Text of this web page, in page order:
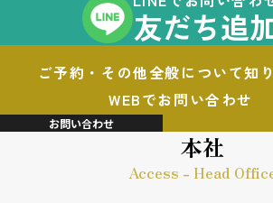
友だち追
ご予約・その他全般について知
WEBでお問い合わせ
お問い合わせ
本社
Access - Head